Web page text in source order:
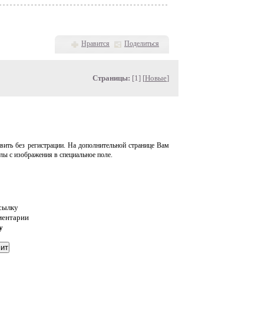
Нравится Поделиться
Страницы: [1] [Новые]
без регистрации. На дополнительной странице Вам
с изображения в специальное поле.